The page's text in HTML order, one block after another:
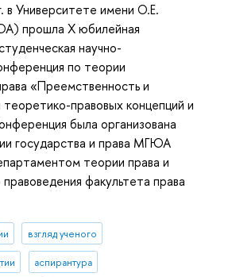
в Университете имени О.Е.
прошла X юбилейная
научно-
по теории
«Преемственность и
правовых концепций и
была организована
государства и права МГЮА
теории права и
факультета права
взгляд ученого
аспирантура